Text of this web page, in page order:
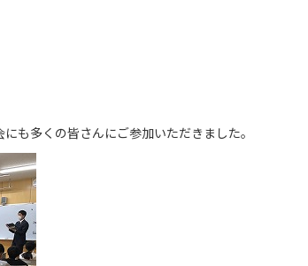
も多くの皆さんにご参加いただきました。